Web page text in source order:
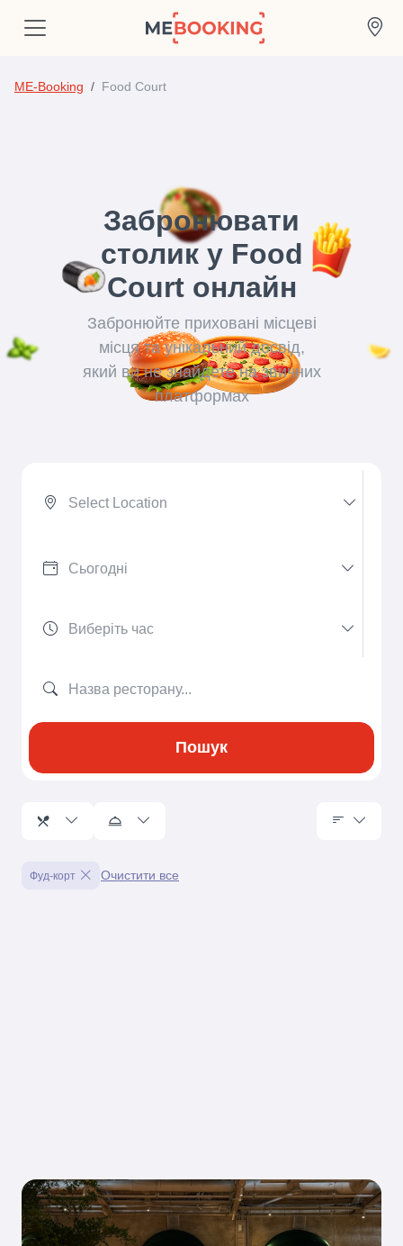
ME-Booking Food Court
Забронювати
столик у Food
Court онлайн
Забронюйте приховані місцеві
місця та унікальний досвід,
який ви не знайдете на звичних
платформах
Select Location
Пошук
Фуд-корт Очистити все